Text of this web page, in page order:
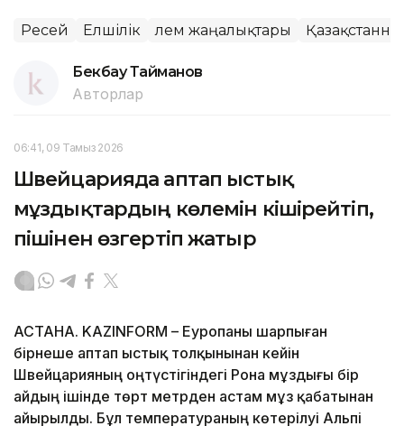
Ресей Елшілік Әлем жаңалықтары
Бекбау Тайманов
Авторлар
06:41, 09 Тамыз 2026
Швейцарияда аптап ыстық
мұздықтардың көлемін кішірейтіп,
пішінен өзгертіп жатыр
АСТАНА. KAZINFORM – Еуропаны шарпыған
бірнеше аптап ыстық толқынынан кейін
Швейцарияның оңтүстігіндегі Рона мұздығы бір
айдың ішінде төрт метрден астам мұз қабатынан
айырылды. Бұл температураның көтерілуі Альпі